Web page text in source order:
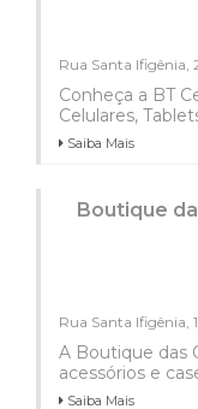
Rua Santa Ifigênia,
Conheça a BT
Celulares,
Saiba Mais
Boutique
Rua Santa Ifigênia,
A Boutique das
acessórios e
Saiba Mais